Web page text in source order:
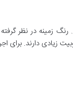
زمینه در نظر
زیادی دارند. برای